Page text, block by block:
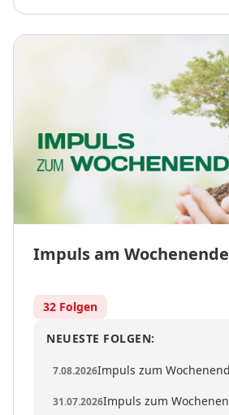
Impuls am Wochenende
32 Folgen
NEUESTE FOLGEN:
7.08.2026
31.07.2026